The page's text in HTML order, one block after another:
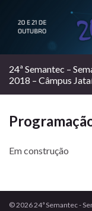
24ª Semantec –
2018 – Câmpus
Em construção
© 2026 24ª Semantec -